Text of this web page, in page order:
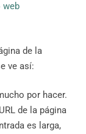
web
de la
ve así:
por hacer.
de la página
es larga,